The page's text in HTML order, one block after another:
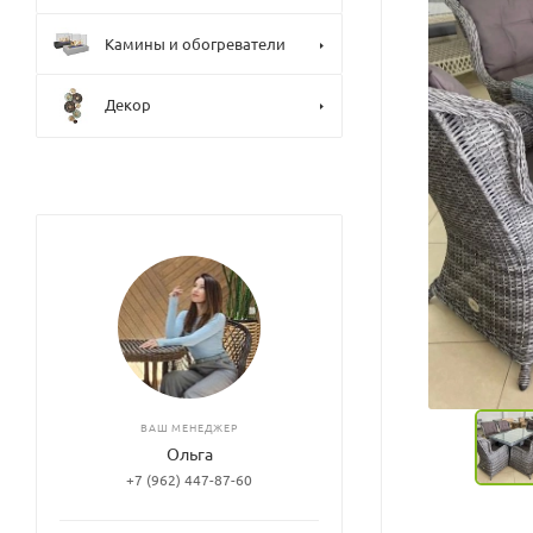
Камины и обогреватели
Декор
ВАШ МЕНЕДЖЕР
Ольга
+7 (962) 447-87-60